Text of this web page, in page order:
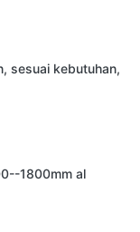
sesuai kebutuhan,
1800mm al